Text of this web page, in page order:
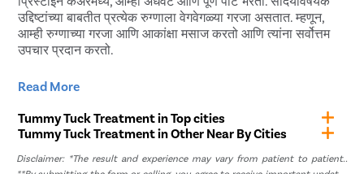
उद्दिष्टांच्या बाबतीत प्रत्येक रुग्णाला वेगवेगळ्या गरजा असतात. म्हणून,
आम्ही रुग्णाच्या गरजा आणि आकांक्षा मसाज करतो आणि त्यांना सर्वोत्तम
उपचार प्रदान करतो.
अर्धवट किंवा लहान पोट टक
या प्रकारचा टमी-टक फक्त पोटाच्या खालच्या भागात म्हणजेच बेली
बटणाच्या खाली केला जातो. या प्रक्रियेमध्ये क्षेत्राच्या खाली असलेल्या
स्नायूंच्या ऊतींना घट्ट करणे आणि अतिरिक्त त्वचा काढून टाकणे
Read More
Tummy Tuck Treatment in Top cities
Tummy Tuck Treatment in Other Near By Cities
Disclaimer: *The result and experience may vary from patient to patient..